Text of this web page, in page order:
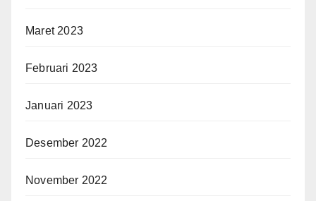
Maret 2023
Februari 2023
Januari 2023
Desember 2022
November 2022